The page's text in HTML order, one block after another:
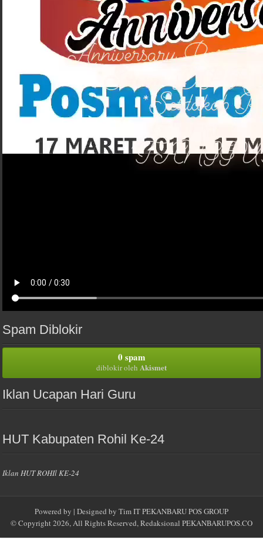
Spam Diblokir
0 spam
diblokir oleh Akismet
Iklan Ucapan Hari Guru
HUT Kabupaten Rohil Ke-24
Iklan HUT ROHIl KE-24
Powered by | Designed by Tim IT PEKANBARU POS GROUP
© Copyright 2026, All Rights Reserved, Redaksional PEKANBARUPOS.CO